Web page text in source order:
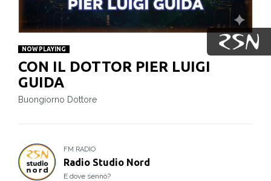
NOW PLAYING
CON IL DOTTOR PIER LUIGI
GUIDA
Buongiorno Dottore
FM RADIO
Radio Studio Nord
E dove sennò?